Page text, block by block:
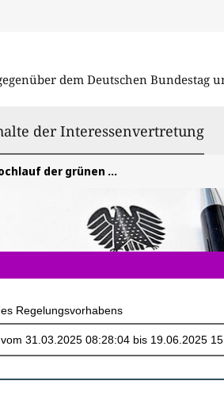
dem Deutschen Bundestag
der Interessenvertretung
Wasserstoffwirtschaft
Regelungsvorhabens